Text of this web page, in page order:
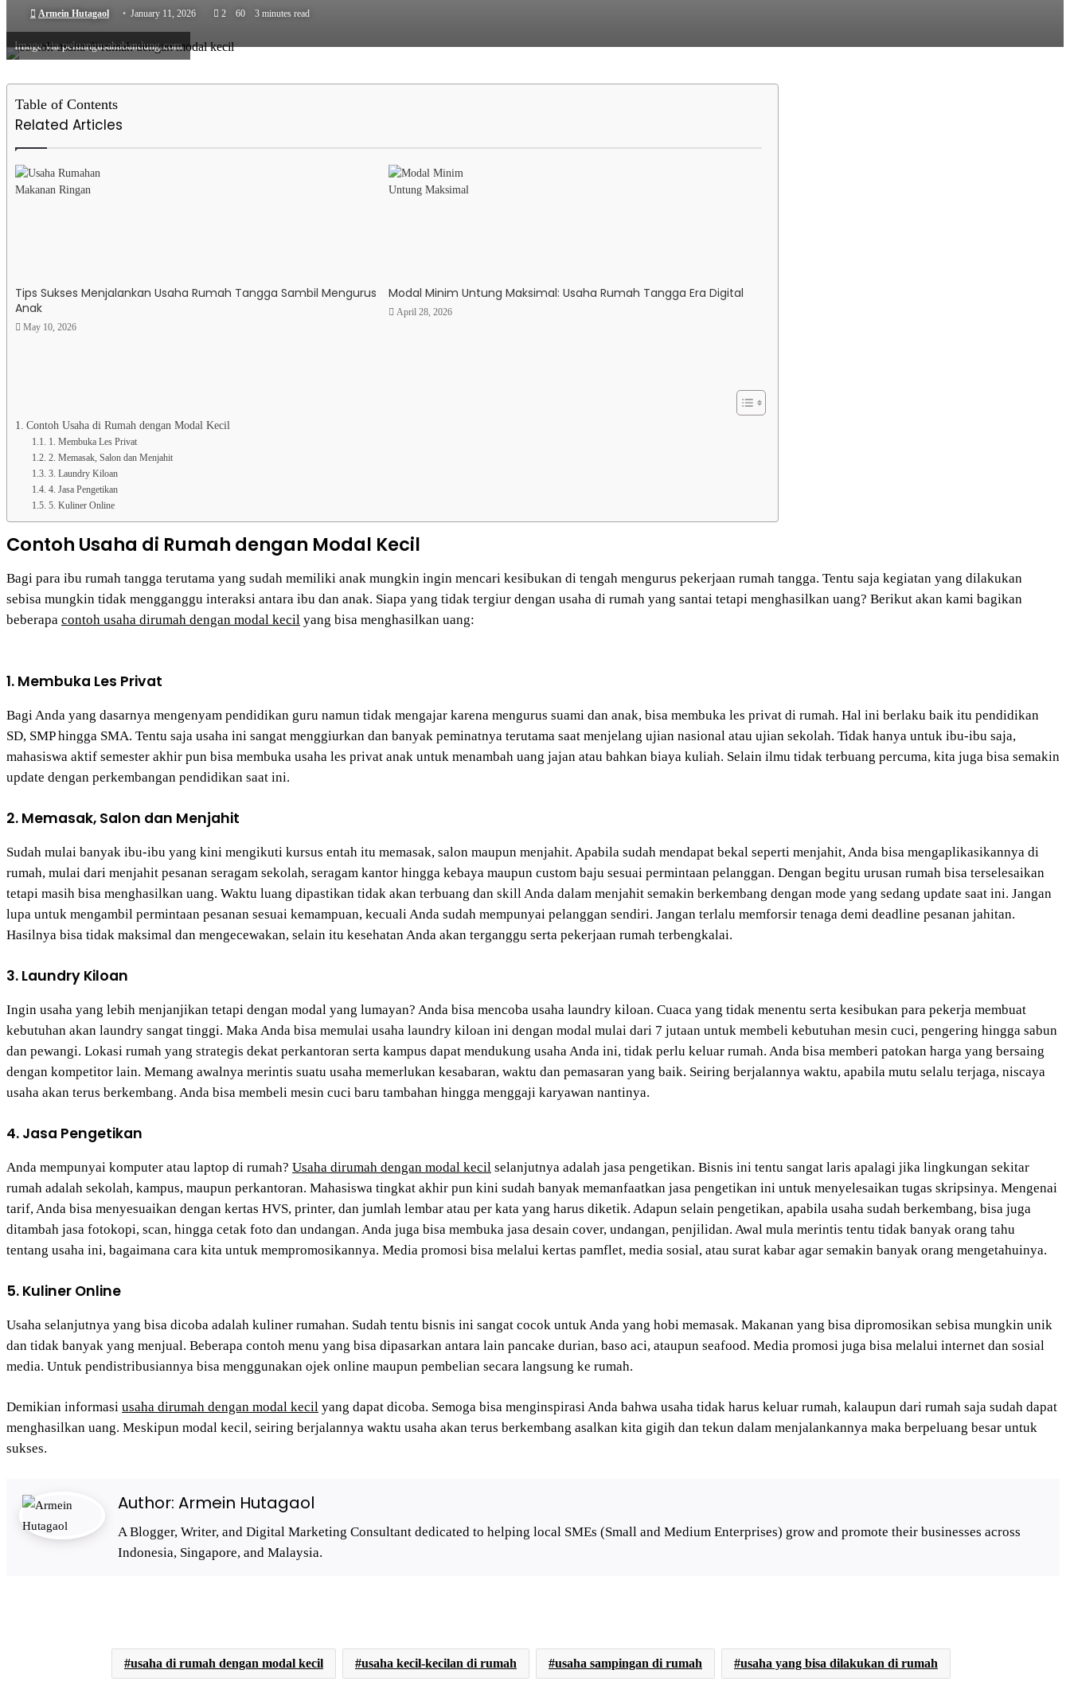
Armein Hutagaol January 11, 2026 2 60 3 minutes read
Image via peluangusahabandung.com
Table of Contents
Related Articles
Tips Sukses Menjalankan Usaha Rumah Tangga Sambil Mengurus
Anak
May 10, 2026
Modal Minim Untung Maksimal: Usaha Rumah Tangga Era Digital
April 28, 2026
Contoh Usaha di Rumah dengan Modal Kecil
1. Membuka Les Privat
2. Memasak, Salon dan Menjahit
3. Laundry Kiloan
4. Jasa Pengetikan
5. Kuliner Online
Contoh Usaha di Rumah dengan Modal Kecil
Bagi para ibu rumah tangga terutama yang sudah memiliki anak mungkin ingin mencari kesibukan di tengah mengurus pekerjaan rumah tangga. Tentu saja kegiatan yang dilakukan
sebisa mungkin tidak mengganggu interaksi antara ibu dan anak. Siapa yang tidak tergiur dengan usaha di rumah yang santai tetapi menghasilkan uang? Berikut akan kami bagikan
beberapa contoh usaha dirumah dengan modal kecil yang bisa menghasilkan uang:
1. Membuka Les Privat
Bagi Anda yang dasarnya mengenyam pendidikan guru namun tidak mengajar karena mengurus suami dan anak, bisa membuka les privat di rumah. Hal ini berlaku baik itu pendidikan
SD, SMP hingga SMA. Tentu saja usaha ini sangat menggiurkan dan banyak peminatnya terutama saat menjelang ujian nasional atau ujian sekolah. Tidak hanya untuk ibu-ibu saja,
mahasiswa aktif semester akhir pun bisa membuka usaha les privat anak untuk menambah uang jajan atau bahkan biaya kuliah. Selain ilmu tidak terbuang percuma, kita juga bisa semakin
update dengan perkembangan pendidikan saat ini.
2. Memasak, Salon dan Menjahit
Sudah mulai banyak ibu-ibu yang kini mengikuti kursus entah itu memasak, salon maupun menjahit. Apabila sudah mendapat bekal seperti menjahit, Anda bisa mengaplikasikannya di
rumah, mulai dari menjahit pesanan seragam sekolah, seragam kantor hingga kebaya maupun custom baju sesuai permintaan pelanggan. Dengan begitu urusan rumah bisa terselesaikan
tetapi masih bisa menghasilkan uang. Waktu luang dipastikan tidak akan terbuang dan skill Anda dalam menjahit semakin berkembang dengan mode yang sedang update saat ini. Jangan
lupa untuk mengambil permintaan pesanan sesuai kemampuan, kecuali Anda sudah mempunyai pelanggan sendiri. Jangan terlalu memforsir tenaga demi deadline pesanan jahitan.
Hasilnya bisa tidak maksimal dan mengecewakan, selain itu kesehatan Anda akan terganggu serta pekerjaan rumah terbengkalai.
3. Laundry Kiloan
Ingin usaha yang lebih menjanjikan tetapi dengan modal yang lumayan? Anda bisa mencoba usaha laundry kiloan. Cuaca yang tidak menentu serta kesibukan para pekerja membuat
kebutuhan akan laundry sangat tinggi. Maka Anda bisa memulai usaha laundry kiloan ini dengan modal mulai dari 7 jutaan untuk membeli kebutuhan mesin cuci, pengering hingga sabun
dan pewangi. Lokasi rumah yang strategis dekat perkantoran serta kampus dapat mendukung usaha Anda ini, tidak perlu keluar rumah. Anda bisa memberi patokan harga yang bersaing
dengan kompetitor lain. Memang awalnya merintis suatu usaha memerlukan kesabaran, waktu dan pemasaran yang baik. Seiring berjalannya waktu, apabila mutu selalu terjaga, niscaya
usaha akan terus berkembang. Anda bisa membeli mesin cuci baru tambahan hingga menggaji karyawan nantinya.
4. Jasa Pengetikan
Anda mempunyai komputer atau laptop di rumah? Usaha dirumah dengan modal kecil selanjutnya adalah jasa pengetikan. Bisnis ini tentu sangat laris apalagi jika lingkungan sekitar
rumah adalah sekolah, kampus, maupun perkantoran. Mahasiswa tingkat akhir pun kini sudah banyak memanfaatkan jasa pengetikan ini untuk menyelesaikan tugas skripsinya. Mengenai
tarif, Anda bisa menyesuaikan dengan kertas HVS, printer, dan jumlah lembar atau per kata yang harus diketik. Adapun selain pengetikan, apabila usaha sudah berkembang, bisa juga
ditambah jasa fotokopi, scan, hingga cetak foto dan undangan. Anda juga bisa membuka jasa desain cover, undangan, penjilidan. Awal mula merintis tentu tidak banyak orang tahu
tentang usaha ini, bagaimana cara kita untuk mempromosikannya. Media promosi bisa melalui kertas pamflet, media sosial, atau surat kabar agar semakin banyak orang mengetahuinya.
5. Kuliner Online
Usaha selanjutnya yang bisa dicoba adalah kuliner rumahan. Sudah tentu bisnis ini sangat cocok untuk Anda yang hobi memasak. Makanan yang bisa dipromosikan sebisa mungkin unik
dan tidak banyak yang menjual. Beberapa contoh menu yang bisa dipasarkan antara lain pancake durian, baso aci, ataupun seafood. Media promosi juga bisa melalui internet dan sosial
media. Untuk pendistribusiannya bisa menggunakan ojek online maupun pembelian secara langsung ke rumah.
Demikian informasi usaha dirumah dengan modal kecil yang dapat dicoba. Semoga bisa menginspirasi Anda bahwa usaha tidak harus keluar rumah, kalaupun dari rumah saja sudah dapat
menghasilkan uang. Meskipun modal kecil, seiring berjalannya waktu usaha akan terus berkembang asalkan kita gigih dan tekun dalam menjalankannya maka berpeluang besar untuk
sukses.
Author: Armein Hutagaol
A Blogger, Writer, and Digital Marketing Consultant dedicated to helping local SMEs (Small and Medium Enterprises) grow and promote their businesses across
Indonesia, Singapore, and Malaysia.
usaha di rumah dengan modal kecil usaha kecil-kecilan di rumah usaha sampingan di rumah usaha yang bisa dilakukan di rumah